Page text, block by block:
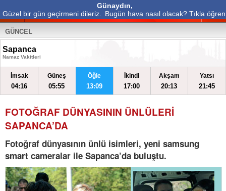
Günaydın,
Güzel bir gün geçirmeni dileriz.
Bugün hava nasıl olacak? Tıkla öğren
GÜNCEL
Sapanca
Namaz Vakitleri
İmsak
04:16
Güneş
05:55
Öğle
13:09
İkindi
17:00
Akşam
20:13
Yatsı
21:45
FOTOĞRAF DÜNYASININ ÜNLÜLERİ
SAPANCA’DA
Fotoğraf dünyasının ünlü isimleri, yeni samsung
smart cameralar ile Sapanca’da buluştu.